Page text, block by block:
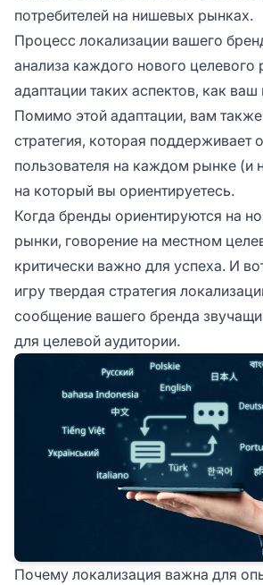
потребителей на нишевых рынках.
Процесс локализации вашего
анализа каждого нового целевого
адаптации таких аспектов, как
Помимо этой адаптации, вам
стратегия, которая поддерживает
пользователя на каждом рынке (и
на который вы ориентируетесь.
Когда бренды ориентируются на
рынки, говорение на местном
критически важно для успеха. И
игру твердая стратегия
сообщение вашего бренда
для целевой аудитории.
Почему локализация важна для